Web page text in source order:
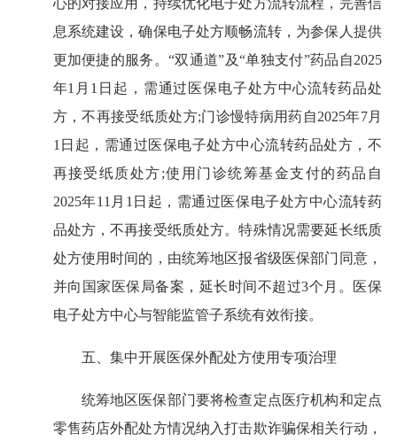
息系统建设，确保电子处方顺畅流转，为参保人提供
更加便捷的服务。“双通道”及“单独支付”药品自2025
年1月1日起，需通过医保电子处方中心流转药品处
方，不再接受纸质处方;门诊慢特病用药自2025年7月
1日起，需通过医保电子处方中心流转药品处方，不
再接受纸质处方;使用门诊统筹基金支付的药品自
2025年11月1日起，需通过医保电子处方中心流转药
品处方，不再接受纸质处方。特殊情况需要延长纸质
处方使用时间的，由统筹地区报省级医保部门同意，
并向国家医保局备案，延长时间不超过3个月。医保
电子处方中心与智能监管子系统有效衔接。
五、集中开展医保外配处方使用专项治理
统筹地区医保部门要将检查定点医疗机构和定点
零售药店外配处方情况纳入打击欺诈骗保相关行动，